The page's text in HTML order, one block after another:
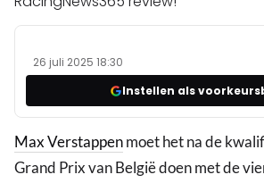
26 juli 2025 18:30
Instellen als
Max Verstappenmoet het na de
Grand Prix van België doen met de